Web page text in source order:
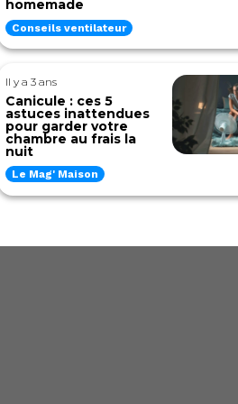
homemade
Conseils ventilateur
Il y a 3 ans
Canicule : ces 5
astuces inattendues
pour garder votre
chambre au frais la
nuit
Le Mag' Maison